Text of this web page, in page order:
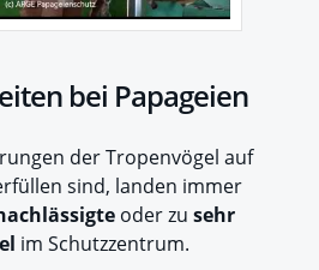
bei Papageien
der Tropenvögel auf
sind, landen immer
oder zu sehr
im Schutzzentrum.